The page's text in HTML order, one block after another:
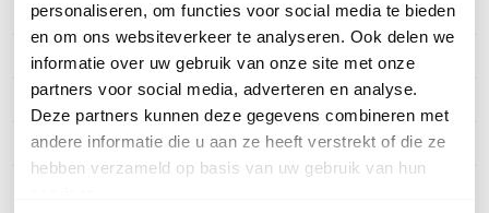
personaliseren, om functies voor social media te bieden
en om ons websiteverkeer te analyseren. Ook delen we
informatie over uw gebruik van onze site met onze
partners voor social media, adverteren en analyse.
Deze partners kunnen deze gegevens combineren met
andere informatie die u aan ze heeft verstrekt of die ze
hebben verzameld op basis van uw gebruik van hun
PRODUCT DETAILS
Merk APC
Artikelnummer APCRBC136
EAN 0731304293361